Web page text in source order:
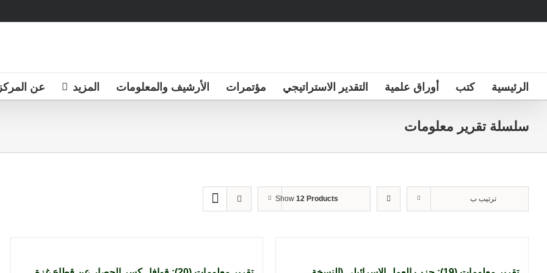
to
الرئيسية كتب أوراق علمية التقدير الاستراتيجي مؤتمرات الأرشيف والمعلومات المزيد عن المركز
سلسلة تقرير معلومات
ترتيب ب Show 12 Products